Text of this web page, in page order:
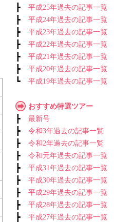
┣ 平成25年過去の記事一覧
┣ 平成24年過去の記事一覧
┣ 平成23年過去の記事一覧
┣ 平成22年過去の記事一覧
┣ 平成21年過去の記事一覧
┣ 平成20年過去の記事一覧
┗ 平成19年過去の記事一覧
おすすめ特選ツアー
┣ 最新号
┣ 令和3年過去の記事一覧
┣ 令和2年過去の記事一覧
┣ 令和元年過去の記事一覧
┣ 平成31年過去の記事一覧
┣ 平成30年過去の記事一覧
┣ 平成29年過去の記事一覧
┣ 平成28年過去の記事一覧
┣ 平成27年過去の記事一覧